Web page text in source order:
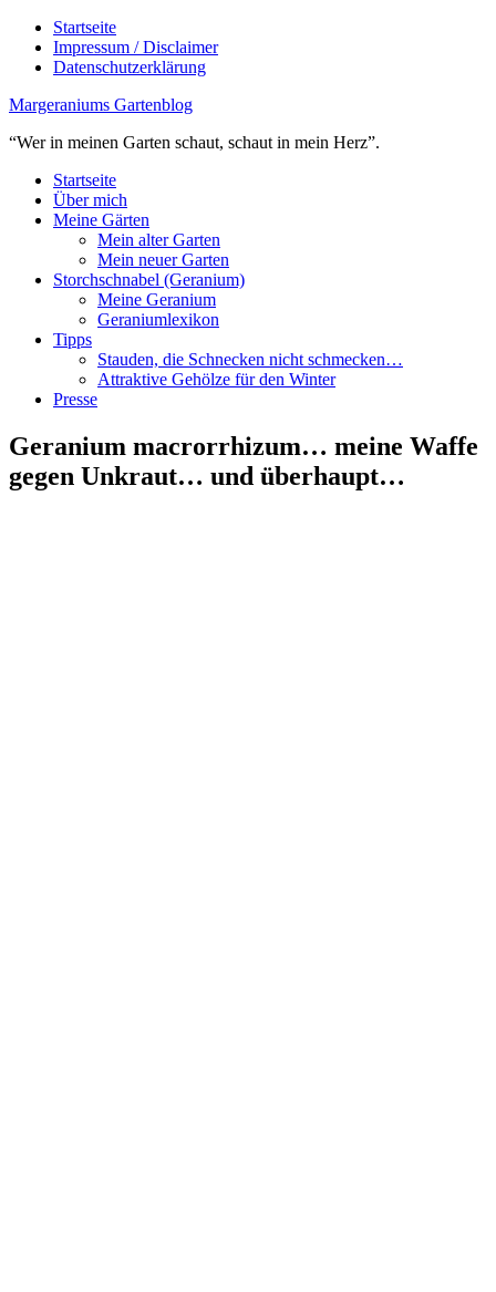
Startseite
Impressum / Disclaimer
Datenschutzerklärung
Margeraniums Gartenblog
“Wer in meinen Garten schaut, schaut in mein Herz”.
Startseite
Über mich
Meine Gärten
Mein alter Garten
Mein neuer Garten
Storchschnabel (Geranium)
Meine Geranium
Geraniumlexikon
Tipps
Stauden, die Schnecken nicht schmecken…
Attraktive Gehölze für den Winter
Presse
Geranium macrorrhizum… meine Waffe
gegen Unkraut… und überhaupt…